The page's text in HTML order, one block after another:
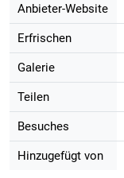
Anbieter-Website
Erfrischen
Galerie
Teilen
Besuches
Hinzugefügt von